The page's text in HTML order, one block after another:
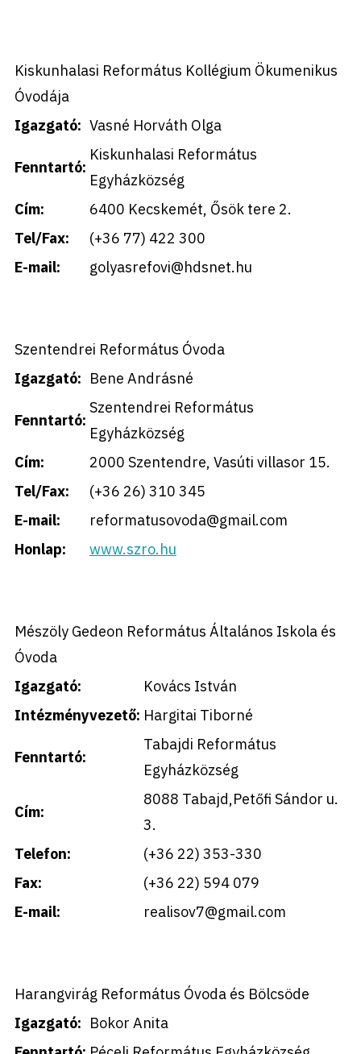
Kiskunhalasi Református Kollégium Ökumenikus
Óvodája
Igazgató: Vasné Horváth Olga
Fenntartó:
Kiskunhalasi Református
Egyházközség
Cím:
6400 Kecskemét, Ősök tere 2.
Tel/Fax:
(+36 77) 422 300
E-mail:
golyasrefovi@hdsnet.hu
Szentendrei Református Óvoda
Igazgató: Bene Andrásné
Fenntartó:
Szentendrei Református
Egyházközség
Cím:
2000 Szentendre, Vasúti villasor 15.
Tel/Fax:
(+36 26) 310 345
E-mail:
reformatusovoda@gmail.com
Honlap:
www.szro.hu
Mészöly Gedeon Református Általános Iskola és
Óvoda
Igazgató:
Kovács István
Intézményvezető: Hargitai Tiborné
Fenntartó:
Tabajdi Református
Egyházközség
Cím:
8088 Tabajd,Petőfi Sándor u.
3.
Telefon:
(+36 22) 353-330
Fax:
(+36 22) 594 079
E-mail:
realisov7@gmail.com
Harangvirág Református Óvoda és Bölcsöde
Igazgató: Bokor Anita